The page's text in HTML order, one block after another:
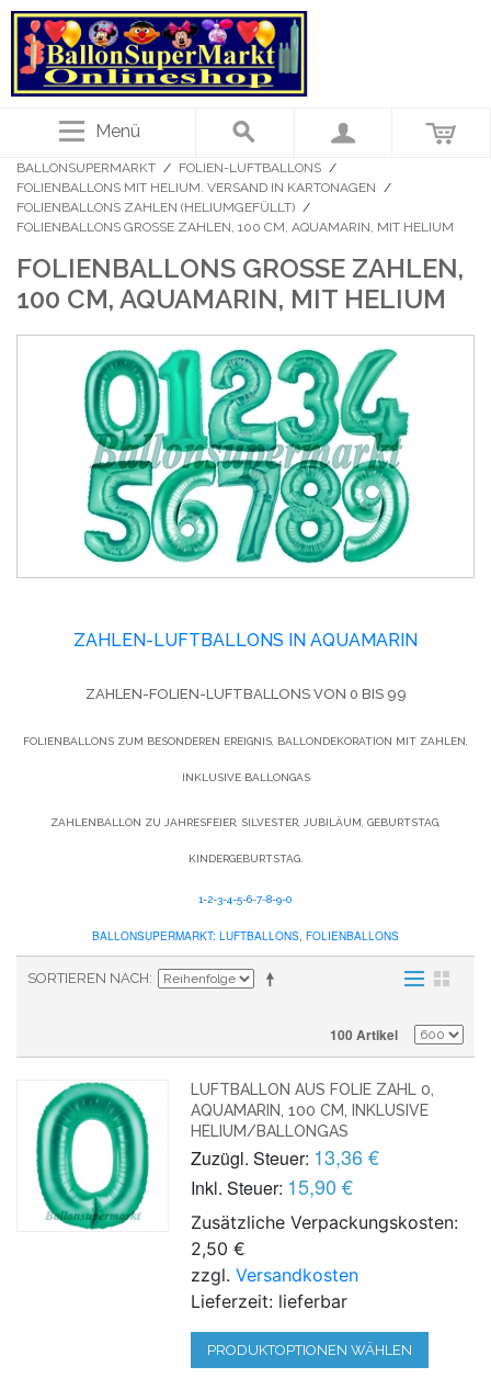
Menü
BALLONSUPERMARKT / FOLIEN-LUFTBALLONS /
FOLIENBALLONS MIT HELIUM. VERSAND IN KARTONAGEN /
FOLIENBALLONS ZAHLEN (HELIUMGEFÜLLT) /
FOLIENBALLONS GROSSE ZAHLEN, 100 CM, AQUAMARIN, MIT HELIUM
FOLIENBALLONS GROSSE ZAHLEN, 1
00 CM, AQUAMARIN, MIT HELIUM
ZAHLEN-LUFTBALLONS IN AQUAMARIN
ZAHLEN-FOLIEN-LUFTBALLONS VON 0 BIS 99
FOLIENBALLONS ZUM BESONDEREN EREIGNIS, BALLONDEKORATION MIT ZAHLEN,
INKLUSIVE BALLONGAS
ZAHLENBALLON ZU JAHRESFEIER, SILVESTER, JUBILÄUM, GEBURTSTAG,
KINDERGEBURTSTAG.
1-2-3-4-5-6-7-8-9-0
BALLONSUPERMARKT: LUFTBALLONS, FOLIENBALLONS
SORTIEREN NACH
100 Artikel
LUFTBALLON AUS FOLIE ZAHL 0,
AQUAMARIN, 100 CM, INKLUSIVE
HELIUM/BALLONGAS
Zuzügl. Steuer: 13,36 €
Inkl. Steuer: 15,90 €
Zusätzliche Verpackungskosten:
2,50 €
zzgl.Versandkosten
Lieferzeit: lieferbar
PRODUKTOPTIONEN WÄHLEN